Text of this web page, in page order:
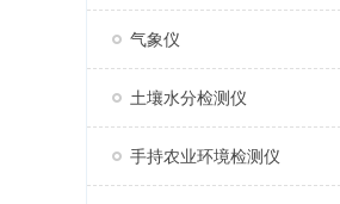
气象仪
土壤水分检测仪
手持农业环境检测仪